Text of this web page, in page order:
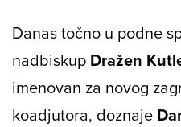
Danas točno u podne
nadbiskup Dražen
imenovan za novog
koadjutora, doznaje